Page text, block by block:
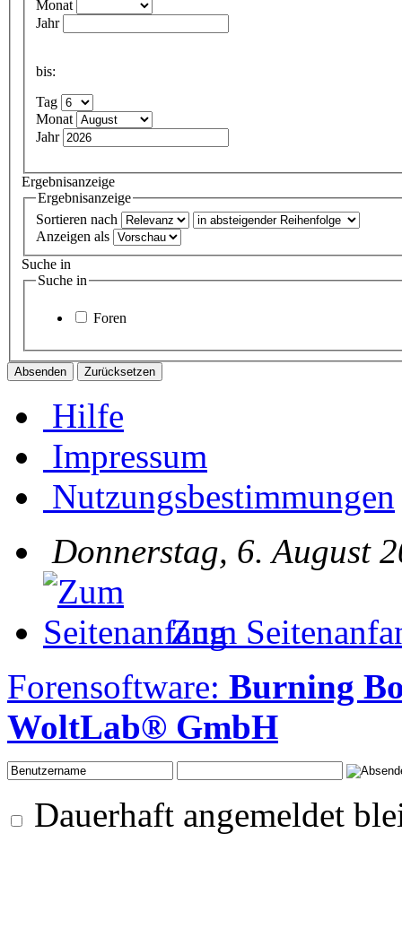
Monat
Jahr
bis:
Tag
Monat
Jahr
Ergebnisanzeige
Ergebnisanzeige
Sortieren nach
Anzeigen als
Suche in
Suche in
Foren
Hilfe
Impressum
Nutzungsbestimmungen
Donnerstag, 6. August
Zum
Forensoftware: Burning
WoltLab® GmbH
Dauerhaft angemeldet